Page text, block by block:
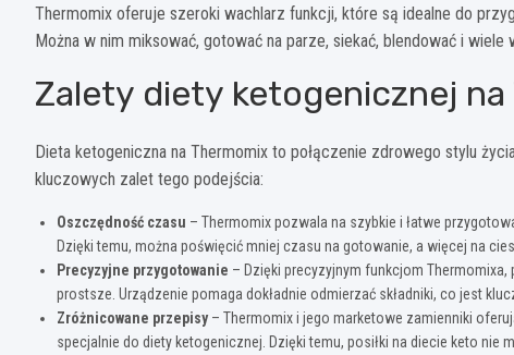
Thermomix oferuje szeroki wachlarz funkcji, które są idealne do
Można w nim miksować, gotować na parze, siekać, blendować i
Zalety diety ketogenicznej na
Dieta ketogeniczna na Thermomix to połączenie zdrowego stylu
kluczowych zalet tego podejścia:
Oszczędność czasu – Thermomix pozwala na szybkie i łatwe
Dzięki temu, można poświęcić mniej czasu na gotowanie, a więcej na
Precyzyjne przygotowanie – Dzięki precyzyjnym funkcjom
prostsze. Urządzenie pomaga dokładnie odmierzać składniki, co jest
Zróżnicowane przepisy– Thermomix i jego marketowe zamienniki
specjalnie do diety ketogenicznej. Dzięki temu, posiłki na diecie keto